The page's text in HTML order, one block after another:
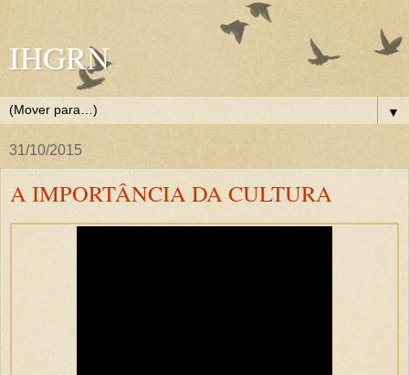
IHGRN
▼
31/10/2015
A IMPORTÂNCIA DA CULTURA